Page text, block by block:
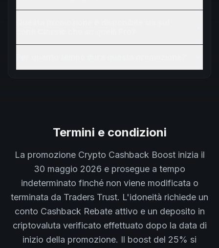
Termini e condizioni
La promozione Crypto Cashback Boost inizia il
30 maggio 2026 e prosegue a tempo
indeterminato finché non viene modificata o
terminata da Traders Trust. L'idoneità richiede un
conto Cashback Rebate attivo e un deposito in
criptovaluta verificato effettuato dopo la data di
inizio della promozione. Il boost del 25% si